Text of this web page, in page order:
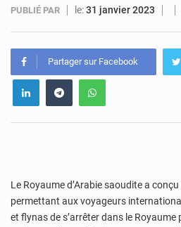
PUBLIÉ PAR le:31 janvier 2023
Partager sur Facebook
Le Royaume d’Arabie saoudite a
permettant aux voyageurs
et flynas de s’arrêter dans le Royaume